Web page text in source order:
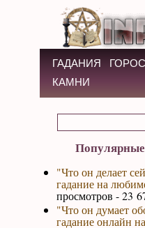
ГАДАНИЯ
КАМНИ
"Что он делает
гадание на
просмотров - 23
"Что он думает
гадание онлайн